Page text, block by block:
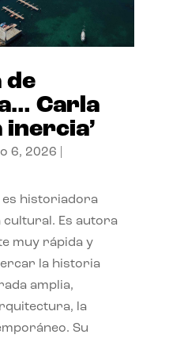
de
Carla
inercia’
6, 2026
historiadora
Es autora
muy rápida y
la historia
amplia,
la
Su